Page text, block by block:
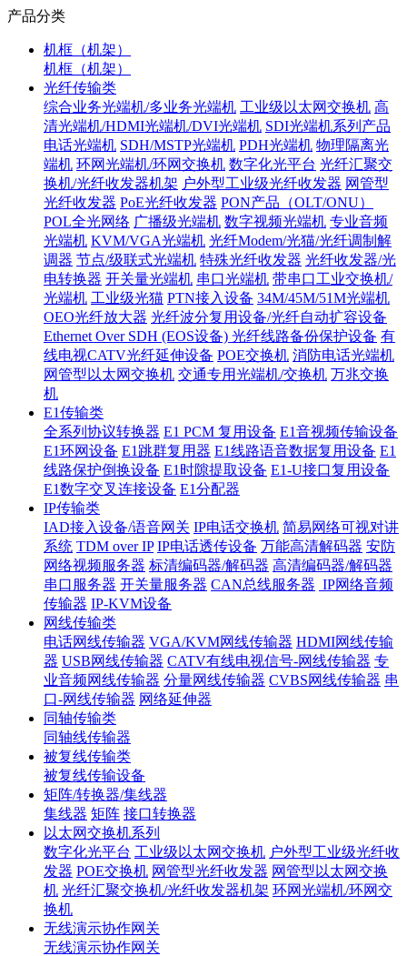
产品分类
机框（机架）
机框（机架）
光纤传输类
综合业务光端机/多业务光端机 工业级以太网交换机 高
清光端机/HDMI光端机/DVI光端机 SDI光端机系列产品
电话光端机 SDH/MSTP光端机 PDH光端机 物理隔离光
端机 环网光端机/环网交换机 数字化光平台 光纤汇聚交
换机/光纤收发器机架 户外型工业级光纤收发器 网管型
光纤收发器 PoE光纤收发器 PON产品（OLT/ONU）
POL全光网络 广播级光端机 数字视频光端机 专业音频
光端机 KVM/VGA光端机 光纤Modem/光猫/光纤调制解
调器 节点/级联式光端机 特殊光纤收发器 光纤收发器/光
电转换器 开关量光端机 串口光端机 带串口工业交换机/
光端机 工业级光猫 PTN接入设备 34M/45M/51M光端机
OEO光纤放大器 光纤波分复用设备/光纤自动扩容设备
Ethernet Over SDH (EOS设备) 光纤线路备份保护设备 有
线电视CATV光纤延伸设备 POE交换机 消防电话光端机
网管型以太网交换机 交通专用光端机/交换机 万兆交换
机
E1传输类
全系列协议转换器 E1 PCM 复用设备 E1音视频传输设备
E1环网设备 E1跳群复用器 E1线路语音数据复用设备 E1
线路保护倒换设备 E1时隙提取设备 E1-U接口复用设备
E1数字交叉连接设备 E1分配器
IP传输类
IAD接入设备/语音网关 IP电话交换机 简易网络可视对讲
系统 TDM over IP IP电话透传设备 万能高清解码器 安防
网络视频服务器 标清编码器/解码器 高清编码器/解码器
串口服务器 开关量服务器 CAN总线服务器 IP网络音频
传输器 IP-KVM设备
网线传输类
电话网线传输器 VGA/KVM网线传输器 HDMI网线传输
器 USB网线传输器 CATV有线电视信号-网线传输器 专
业音频网线传输器 分量网线传输器 CVBS网线传输器 串
口-网线传输器 网络延伸器
同轴传输类
同轴线传输器
被复线传输类
被复线传输设备
矩阵/转换器/集线器
集线器 矩阵 接口转换器
以太网交换机系列
数字化光平台 工业级以太网交换机 户外型工业级光纤收
发器 POE交换机 网管型光纤收发器 网管型以太网交换
机 光纤汇聚交换机/光纤收发器机架 环网光端机/环网交
换机
无线演示协作网关
无线演示协作网关